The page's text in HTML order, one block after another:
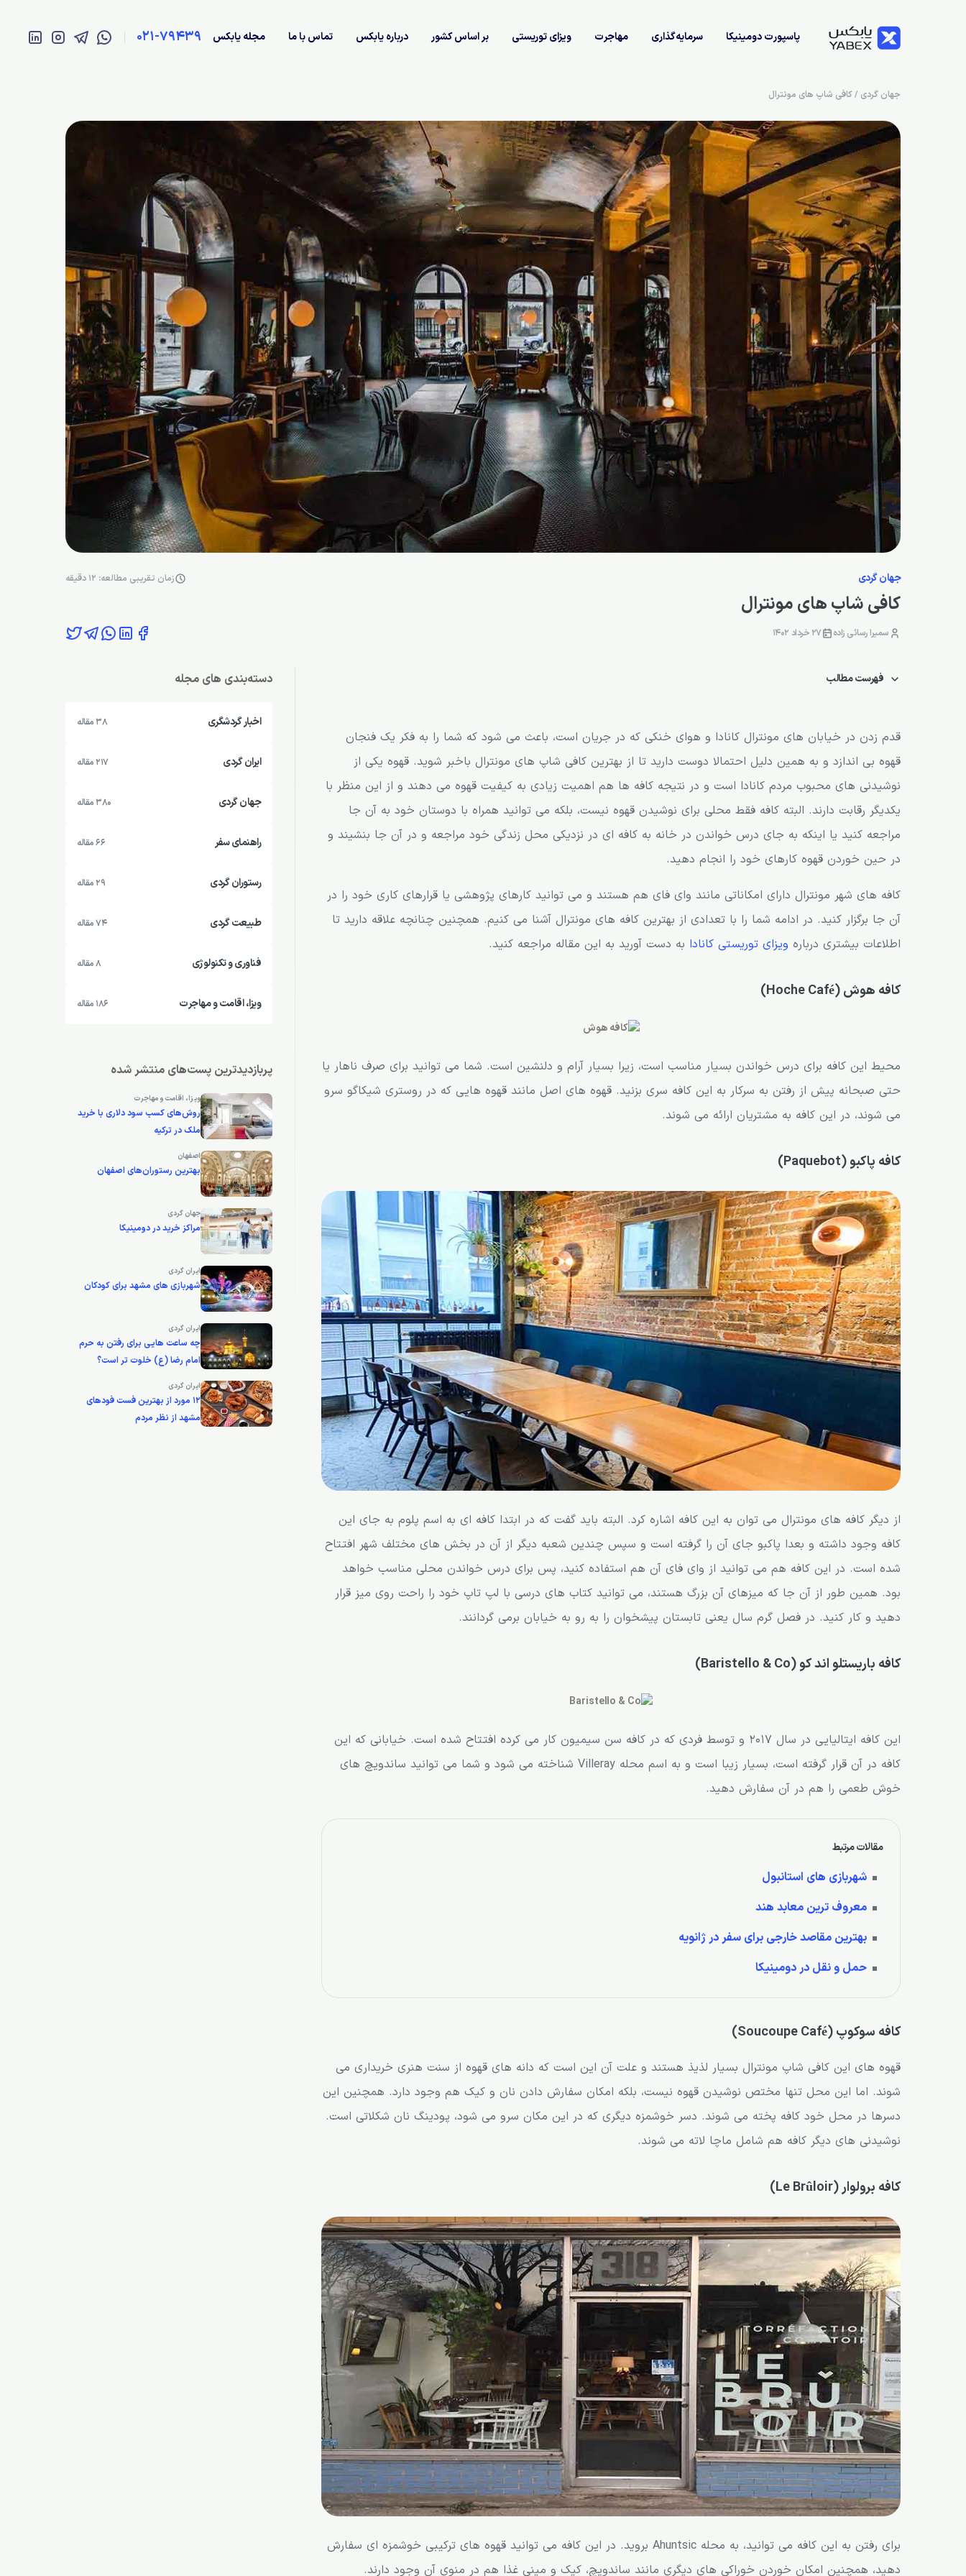
پاسپورت دومینیکا سرمایه‌گذاری مهاجرت ویزای توریستی بر اساس کشور درباره یابکس تماس با ما مجله یابکس 021-79439
جهان گردی /کافی شاپ های مونترال
جهان گردی زمان تقریبی مطالعه: 12 دقیقه
کافی شاپ های مونترال
سمیرا رسائی زاده 27 خرداد 1402
فهرست مطالب
کافه پاکبو (Paquebot)
کافه باریستلو اند کو (Baristello & Co)
کافه سوکوپ (Soucoupe Café)
کافه برولوار (Le Brûloir)
کافه پرکو (Café Perko)
اوی مه نون (Oui Mais Non)
کافه ویتو آزویی (Vito Azzue)
کافه اور (Café Orr)
کافه اسکینا
کافه اودسا (Café Odessa) از کافی شاپ های مونترال
دیسپچ کافه (Dispatch Coffee)
کافه فالکو (Café Falco) از کافی شاپ های مونترال
کافه لی باتربلوم (Le Butterblume)
کافه نوبل (Noble) از کافی شاپ های مونترال
کافه المپیکو (Café Olimpico)
کافه لاریس (Larrys)
کافه اسفوف (Sfouf) از کافی شاپ های مونترال
کافه گامبا
کافه نو (Neve)
کافه کافه پورکوآ پا (Pourquoi Pas)
کافه پیکولو (Pikolo)
کافه فینکا (La Finca)
کافه مای لیتل کاپ (My Little Cup)
کافه تامی (Tommy)
کافه هامبل لاین (Humble Lion)
کرو کالکتیو اند کافه (Crew) از کافه های مونترال
کافه اسپرسو بار پیجن (Pigeon Espresso Bar)
کافه میریاد (Myriade)
کافه سپتمبر سرف (Café September Surf)
کافه لیلی اند اویل (Lili & Oil)
کافه سنت هنری (Café Saint Henri)
کافه استاندارد (The standard)
کافه ملک (Melk cafe) از کافی شاپ های مونترال
کافه کامپانلی (Tony Campanelli)
کلاب سوشال پی اس (Club Social P.S)
کافه استیشن دبلیو (Station W)
اسپرسو بار یو اند کو (Yo & Co Espresso Bar)
قدم زدن در خیابان های مونترال کانادا و هوای خنکی که در جریان است، باعث می شود که شما را به فکر یک فنجان
قهوه بی اندازد و به همین دلیل احتمالا دوست دارید تا از بهترین کافی شاپ های مونترال باخبر شوید. قهوه یکی از
نوشیدنی های محبوب مردم کانادا است و در نتیجه کافه ها هم اهمیت زیادی به کیفیت قهوه می دهند و از این منظر با
یکدیگر رقابت دارند. البته کافه فقط محلی برای نوشیدن قهوه نیست، بلکه می توانید همراه با دوستان خود به آن جا
مراجعه کنید یا اینکه به جای درس خواندن در خانه به کافه ای در نزدیکی محل زندگی خود مراجعه و در آن جا بنشیند و
در حین خوردن قهوه کارهای خود را انجام دهید.
کافه های شهر مونترال دارای امکاناتی مانند وای فای هم هستند و می توانید کارهای پژوهشی یا قرارهای کاری خود را در
آن جا برگزار کنید. در ادامه شما را با تعدادی از بهترین کافه های مونترال آشنا می کنیم. همچنین چنانچه علاقه دارید تا
اطلاعات بیشتری درباره ویزای توریستی کانادا به دست آورید به این مقاله مراجعه کنید.
کافه هوش (Hoche Café)
محیط این کافه برای درس خواندن بسیار مناسب است، زیرا بسیار آرام و دلنشین است. شما می توانید برای صرف ناهار یا
حتی صبحانه پیش از رفتن به سرکار به این کافه سری بزنید. قهوه های اصل مانند قهوه هایی که در روستری شیکاگو سرو
می شوند، در این کافه به مشتریان ارائه می شوند.
کافه پاکبو (Paquebot)
از دیگر کافه های مونترال می توان به این کافه اشاره کرد. البته باید گفت که در ابتدا کافه ای به اسم پلوم به جای این
کافه وجود داشته و بعدا پاکبو جای آن را گرفته است و سپس چندین شعبه دیگر از آن در بخش های مختلف شهر افتتاح
شده است. در این کافه هم می توانید از وای فای آن هم استفاده کنید، پس برای درس خواندن محلی مناسب خواهد
بود. همین طور از آن جا که میزهای آن بزرگ هستند، می توانید کتاب های درسی با لپ تاپ خود را راحت روی میز قرار
دهید و کار کنید. در فصل گرم سال یعنی تابستان پیشخوان را به رو به خیابان برمی گردانند.
کافه باریستلو اند کو (Baristello & Co)
این کافه ایتالیایی در سال 2017 و توسط فردی که در کافه سن سیمیون کار می کرده افتتاح شده است. خیابانی که این
کافه در آن قرار گرفته است، بسیار زیبا است و به اسم محله Villeray شناخته می شود و شما می توانید ساندویچ های
خوش طعمی را هم در آن سفارش دهید.
مقالات مرتبط
شهربازی های استانبول
معروف ترین معابد هند
بهترین مقاصد خارجی برای سفر در ژانویه
حمل و نقل در دومینیکا
کافه سوکوپ (Soucoupe Café)
قهوه های این کافی شاپ مونترال بسیار لذیذ هستند و علت آن این است که دانه های قهوه از سنت هنری خریداری می
شوند. اما این محل تنها مختص نوشیدن قهوه نیست، بلکه امکان سفارش دادن نان و کیک هم وجود دارد. همچنین این
دسرها در محل خود کافه پخته می شوند. دسر خوشمزه دیگری که در این مکان سرو می شود، پودینگ نان شکلاتی است.
نوشیدنی های دیگر کافه هم شامل ماچا لاته می شوند.
کافه برولوار (Le Brûloir)
برای رفتن به این کافه می توانید، به محله Ahuntsic بروید. در این کافه می توانید قهوه های ترکیبی خوشمزه ای سفارش
دهید، همچنین امکان خوردن خوراکی های دیگری مانند ساندویچ، کیک و مینی غذا هم در منوی آن وجود دارند.
دسته‌بندی های مجله
اخبار گردشگری 38 مقاله
ایران گردی 217 مقاله
جهان گردی 380 مقاله
راهنمای سفر 66 مقاله
رستوران گردی 29 مقاله
طبیعت گردی 74 مقاله
فناوری و تکنولوژی 8 مقاله
ویزا، اقامت و مهاجرت 186 مقاله
پربازدیدترین پست‌های منتشر شده
ویزا، اقامت و مهاجرت
روش‌های کسب سود دلاری با خرید
ملک در ترکیه
اصفهان
بهترین رستوران‌های اصفهان
جهان گردی
مراکز خرید در دومینیکا
ایران گردی
شهربازی های مشهد برای کودکان
ایران گردی
چه ساعت هایی برای رفتن به حرم
امام رضا (ع) خلوت تر است؟
ایران گردی
12 مورد از بهترین فست فودهای
مشهد از نظر مردم